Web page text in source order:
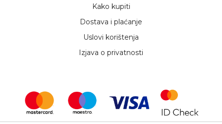
Kako kupiti
Dostava i plaćanje
Uslovi korištenja
Izjava o privatnosti